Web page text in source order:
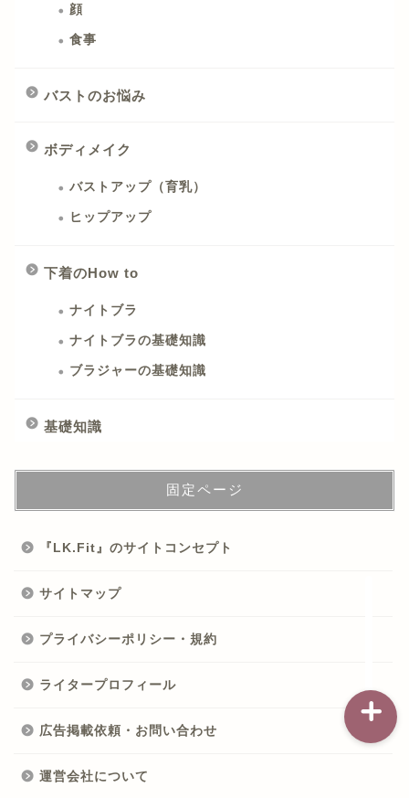
顔
食事
バストのお悩み
ボディメイク
バストアップ（育乳）
ヒップアップ
下着のHow to
ナイトブラ
ナイトブラの基礎知識
ブラジャーの基礎知識
基礎知識
固定ページ
『LK.Fit』のサイトコンセプト
サイトマップ
プライバシーポリシー・規約
ライタープロフィール
広告掲載依頼・お問い合わせ
運営会社について
ダイエット
バストアップ（育乳）